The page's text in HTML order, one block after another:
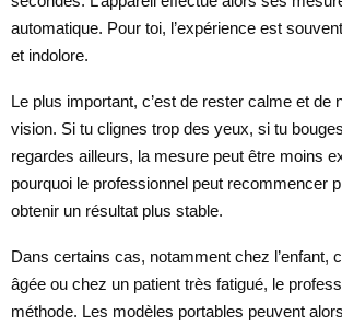
automatique. Pour toi, l’expérience est
et indolore.
Le plus important, c’est de rester calme et de
vision. Si tu clignes trop des yeux, si tu
regardes ailleurs, la mesure peut être moins
pourquoi le professionnel peut recommencer
obtenir un résultat plus stable.
Dans certains cas, notamment chez l’enfant,
âgée ou chez un patient très fatigué, le
méthode. Les modèles portables peuvent